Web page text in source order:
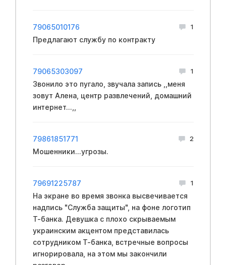
79065010176 1
Предлагают службу по контракту
79065303097 1
Звонило это пугало, звучала запись ,,меня
зовут Алена, центр развлечений, домашний
интернет...,,
79861851771 2
Мошенники...угрозы.
79691225787 1
На экране во время звонка высвечивается
надпись "Служба защиты", на фоне логотип
Т-банка. Девушка с плохо скрываемым
yкpaинским акцентом представилась
сотрудником Т-банка, встречные вопросы
игнорировала, на этом мы закончили